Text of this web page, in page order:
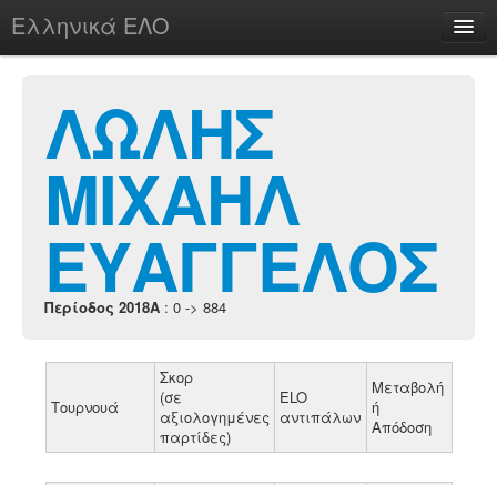
Ελληνικά ΕΛΟ
chesstu.be @ discord
Login
ΛΩΛΗΣ
ΜΙΧΑΗΛ
ΕΥΑΓΓΕΛΟΣ
Περίοδος 2018A : 0 -> 884
Τουρνουά
Σκορ
(σε
αξιολογημένες
παρτίδες)
ELO
αντιπάλων
Μεταβολή
ή
Απόδοση